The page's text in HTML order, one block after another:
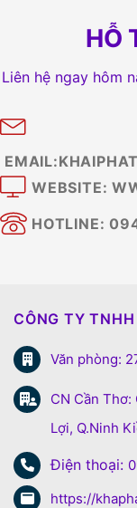
HỖ
Liên hệ ngay hôm
WEBSITE:
HOTLINE:
CÔNG TY
Văn phòng:
CN Cần Thơ:
Lợi, Q.Ninh
Điện thoại:
https://